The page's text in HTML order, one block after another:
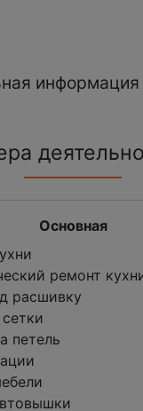
информация
Основная
ремонт
расшивку
петель